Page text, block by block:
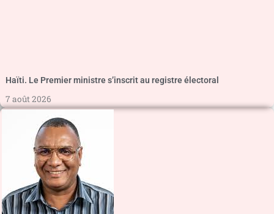
Haïti. Le Premier ministre s’inscrit au registre électoral
7 août 2026